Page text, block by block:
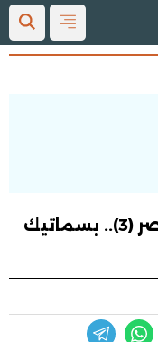
خطة سحب القداسة من مصر (3).. بسماتيك